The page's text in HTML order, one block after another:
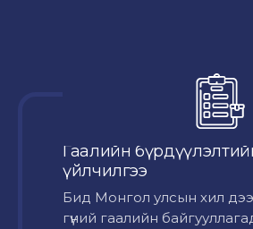
Гаалийн
үйлчилгээ
Бид Монгол улсын хил
гүний гаалийн